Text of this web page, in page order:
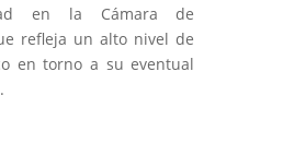
en la Cámara de
refleja un alto nivel de
en torno a su eventual